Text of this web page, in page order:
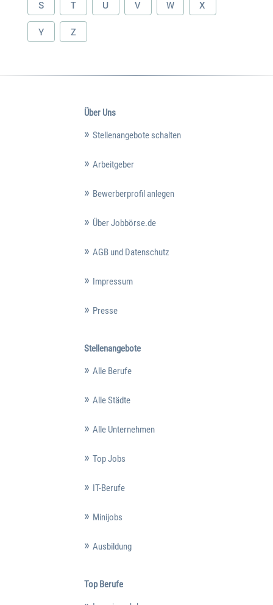
S T U V W X
Y Z
Über Uns
Stellenangebote schalten
Arbeitgeber
Bewerberprofil anlegen
Über Jobbörse.de
AGB und Datenschutz
Impressum
Presse
Stellenangebote
Alle Berufe
Alle Städte
Alle Unternehmen
Top Jobs
IT-Berufe
Minijobs
Ausbildung
Top Berufe